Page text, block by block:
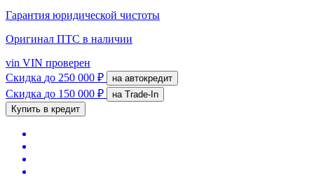
Гарантия юридической чистоты
Оригинал ПТС в наличии
vin VIN проверен
Скидка до 250 000 ₽ на автокредит
Скидка до 150 000 ₽
на Trade-In
Купить в кредит